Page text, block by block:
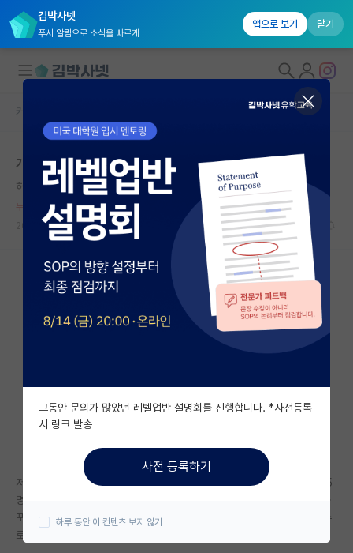
김박사넷
푸시 알림으로 소식을 빠르게
앱으로 보기 닫기
대학원생 모집
국내대학원 정보
연구실&오픈랩
커뮤니티
커뮤니티 홈
전체글보기
베스트 게시판
자유 게시판(아무개랩)
미국 유학 게시판
미국 대학원 합격 후기 게시판
대학원생 모집 게시판
연구실(PI) 홍보 게시판
커뮤니티 홈
개구리는 올챙이 시절 모릅니다.
허탈한 레온하르트 오일러*
누적 신고가 20개 이상인 사용자입니다.
2023.07.29
1 2839
저는 현재 박사과정생입니다. 저희 실험실은 저 포함 박사가 4명, 석사생 5
명, 포닥 2명, 학부생 1명, 석사 후 연구원1명으로 구성되어 있습니다. 저를
포함한 박사과정생 4명은 사수급으로 밑에 석사 학부생 인턴분들을 부사수
로 두고 있어요.
그동안 문의가 많았던 레벨업반 설명회를 진행합니다. *사전등록
시 링크 발송
사전 등록하기
하루 동안 이 컨텐츠 보지 않기